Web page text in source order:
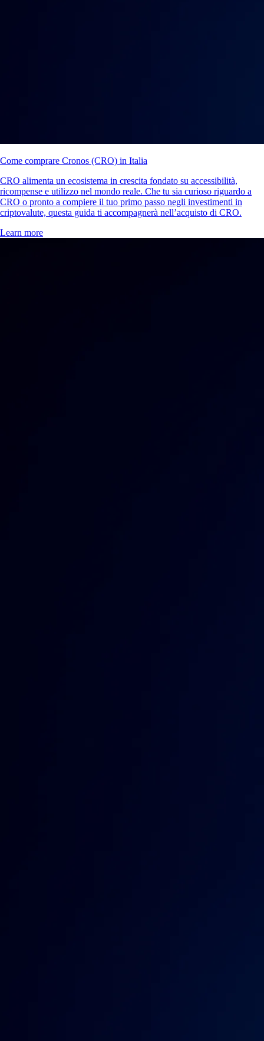
Come comprare Cronos (CRO) in Italia
CRO alimenta un ecosistema in crescita fondato su accessibilità,
ricompense e utilizzo nel mondo reale. Che tu sia curioso riguardo a
CRO o pronto a compiere il tuo primo passo negli investimenti in
criptovalute, questa guida ti accompagnerà nell’acquisto di CRO.
Learn more